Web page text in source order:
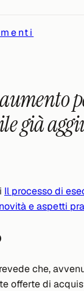
già
Il processo di
e aspetti
che,
offerte di